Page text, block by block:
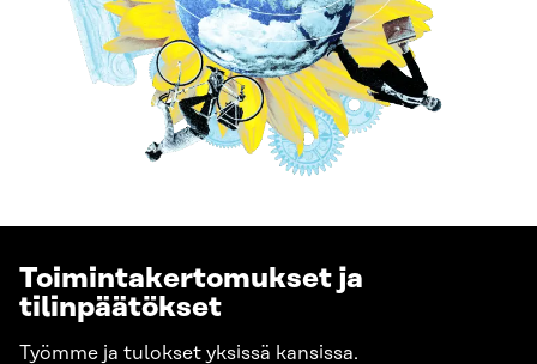
Toimintakertomukset ja
tilinpäätökset
Työmme ja tulokset yksissä kansissa.